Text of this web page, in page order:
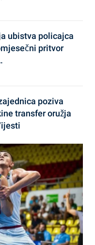
ubistva policajca
pritvor
poziva
transfer oružja